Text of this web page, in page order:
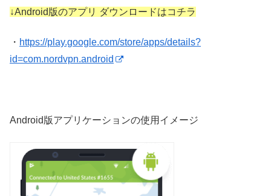
↓Android版のアプリ ダウンロードはコチラ
・ https://play.google.com/store/apps/details?
id=com.nordvpn.android
Android版アプリケーションの使用イメージ